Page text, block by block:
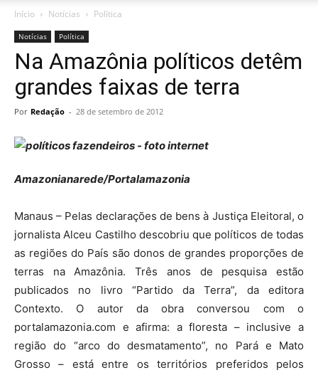
Início Notícias Política
Notícias Política
Na Amazônia políticos detêm
grandes faixas de terra
Por Redação - 28 de setembro de 2012
Amazonianarede/Portalamazonia
Manaus – Pelas declarações de bens à Justiça Eleitoral, o
jornalista Alceu Castilho descobriu que políticos de todas
as regiões do País são donos de grandes proporções de
terras na Amazônia. Três anos de pesquisa estão
publicados no livro “Partido da Terra”, da editora
Contexto. O autor da obra conversou com o
portalamazonia.com e afirma: a floresta – inclusive a
região do “arco do desmatamento”, no Pará e Mato
Grosso – está entre os territórios preferidos pelos